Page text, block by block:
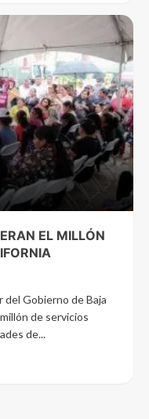
EL MILLÓN
del Gobierno de Baja
de servicios
de...